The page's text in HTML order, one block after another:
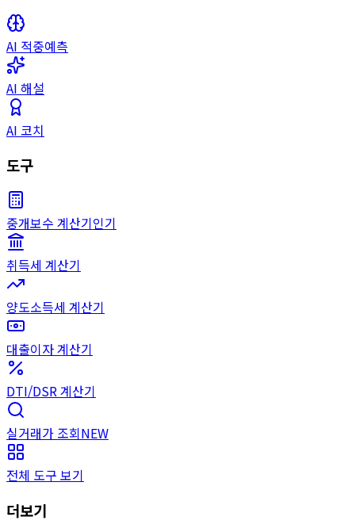
AI 적중예측
AI 해설
AI 코치
도구
중개보수 계산기인기
취득세 계산기
양도소득세 계산기
대출이자 계산기
DTI/DSR 계산기
실거래가 조회NEW
전체 도구 보기
더보기